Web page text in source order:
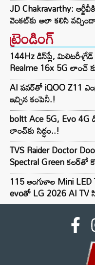
JD Chakravarthy:
వెంకట్‌కు అలా కలిసి
ట్రెండింగ్‌
144Hz డిస్‌ప్లే, మిలిటరీ-
Realme 16x 5G లాంచ్
AI పవర్‌తో iQOO Z11
ఇచ్చిన కంపెనీ.!
boltt Ace 5G, Evo
లాంచ్‌కు సిద్ధం..!
TVS Raider Doctor
Spectral Green కలర్‌తో
115 అంగుళాల Mini
evoతో LG 2026 AI